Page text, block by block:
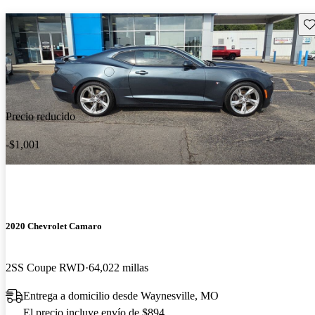
Precio reducido
-$1,001
2020 Chevrolet Camaro
2SS Coupe RWD 64,022 millas
Entrega a domicilio desde Waynesville, MO